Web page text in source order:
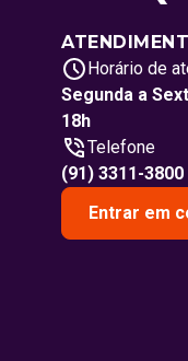
Horário de
Segunda a
18h
Telefone
(91) 3311-3800
Entrar em